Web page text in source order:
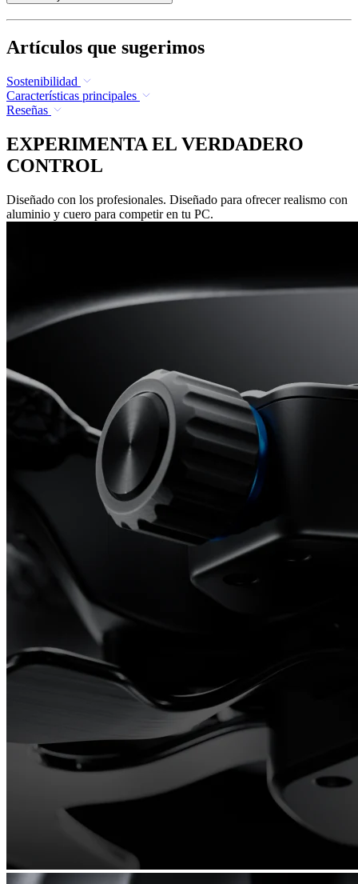
Artículos que sugerimos
Sostenibilidad
Características principales
Reseñas
EXPERIMENTA EL VERDADERO
CONTROL
Diseñado con los profesionales. Diseñado para ofrecer realismo con
aluminio y cuero para competir en tu PC.